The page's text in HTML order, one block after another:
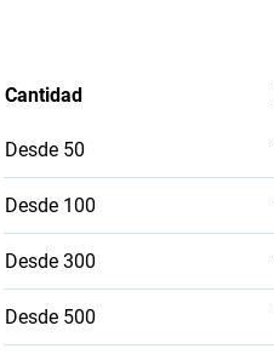
Cantidad
Desde 50
Desde 100
Desde 300
Desde 500